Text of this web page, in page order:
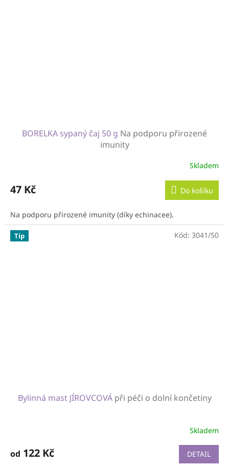
BORELKA sypaný čaj 50 g Na podporu přirozené
imunity
Skladem
47 Kč Do košíku
Na podporu přirozené imunity (díky echinacee).
Tip
Bylinná mast JÍROVCOVÁ při péči o dolní končetiny
Skladem
od 122 Kč DETAIL
Kód: 3041/50